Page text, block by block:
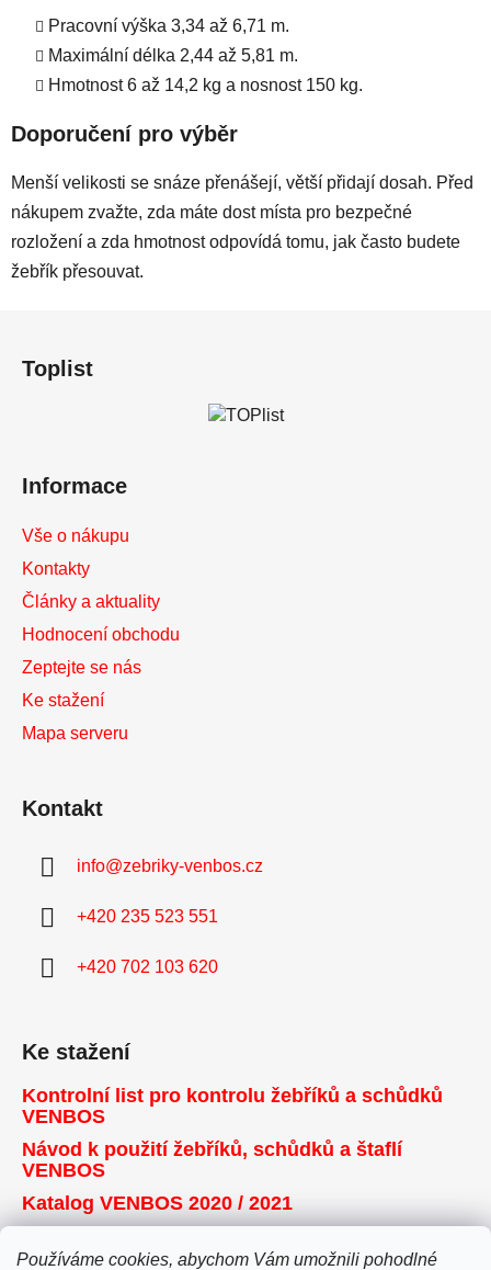
Používáme cookies, abychom Vám umožnili pohodlné
i
s
u
Pracovní výška 3,34 až 6,71 m.
Maximální délka 2,44 až 5,81 m.
Hmotnost 6 až 14,2 kg a nosnost 150 kg.
Doporučení pro výběr
Menší velikosti se snáze přenášejí, větší přidají dosah. Před
nákupem zvažte, zda máte dost místa pro bezpečné
rozložení a zda hmotnost odpovídá tomu, jak často budete
žebřík přesouvat.
Toplist
Informace
Vše o nákupu
Kontakty
Články a aktuality
Hodnocení obchodu
Zeptejte se nás
Ke stažení
Mapa serveru
Kontakt
info@zebriky-venbos.cz
+420 235 523 551
+420 702 103 620
Ke stažení
Kontrolní list pro kontrolu žebříků a schůdků
VENBOS
Návod k použití žebříků, schůdků a štaflí
VENBOS
Katalog VENBOS 2020 / 2021